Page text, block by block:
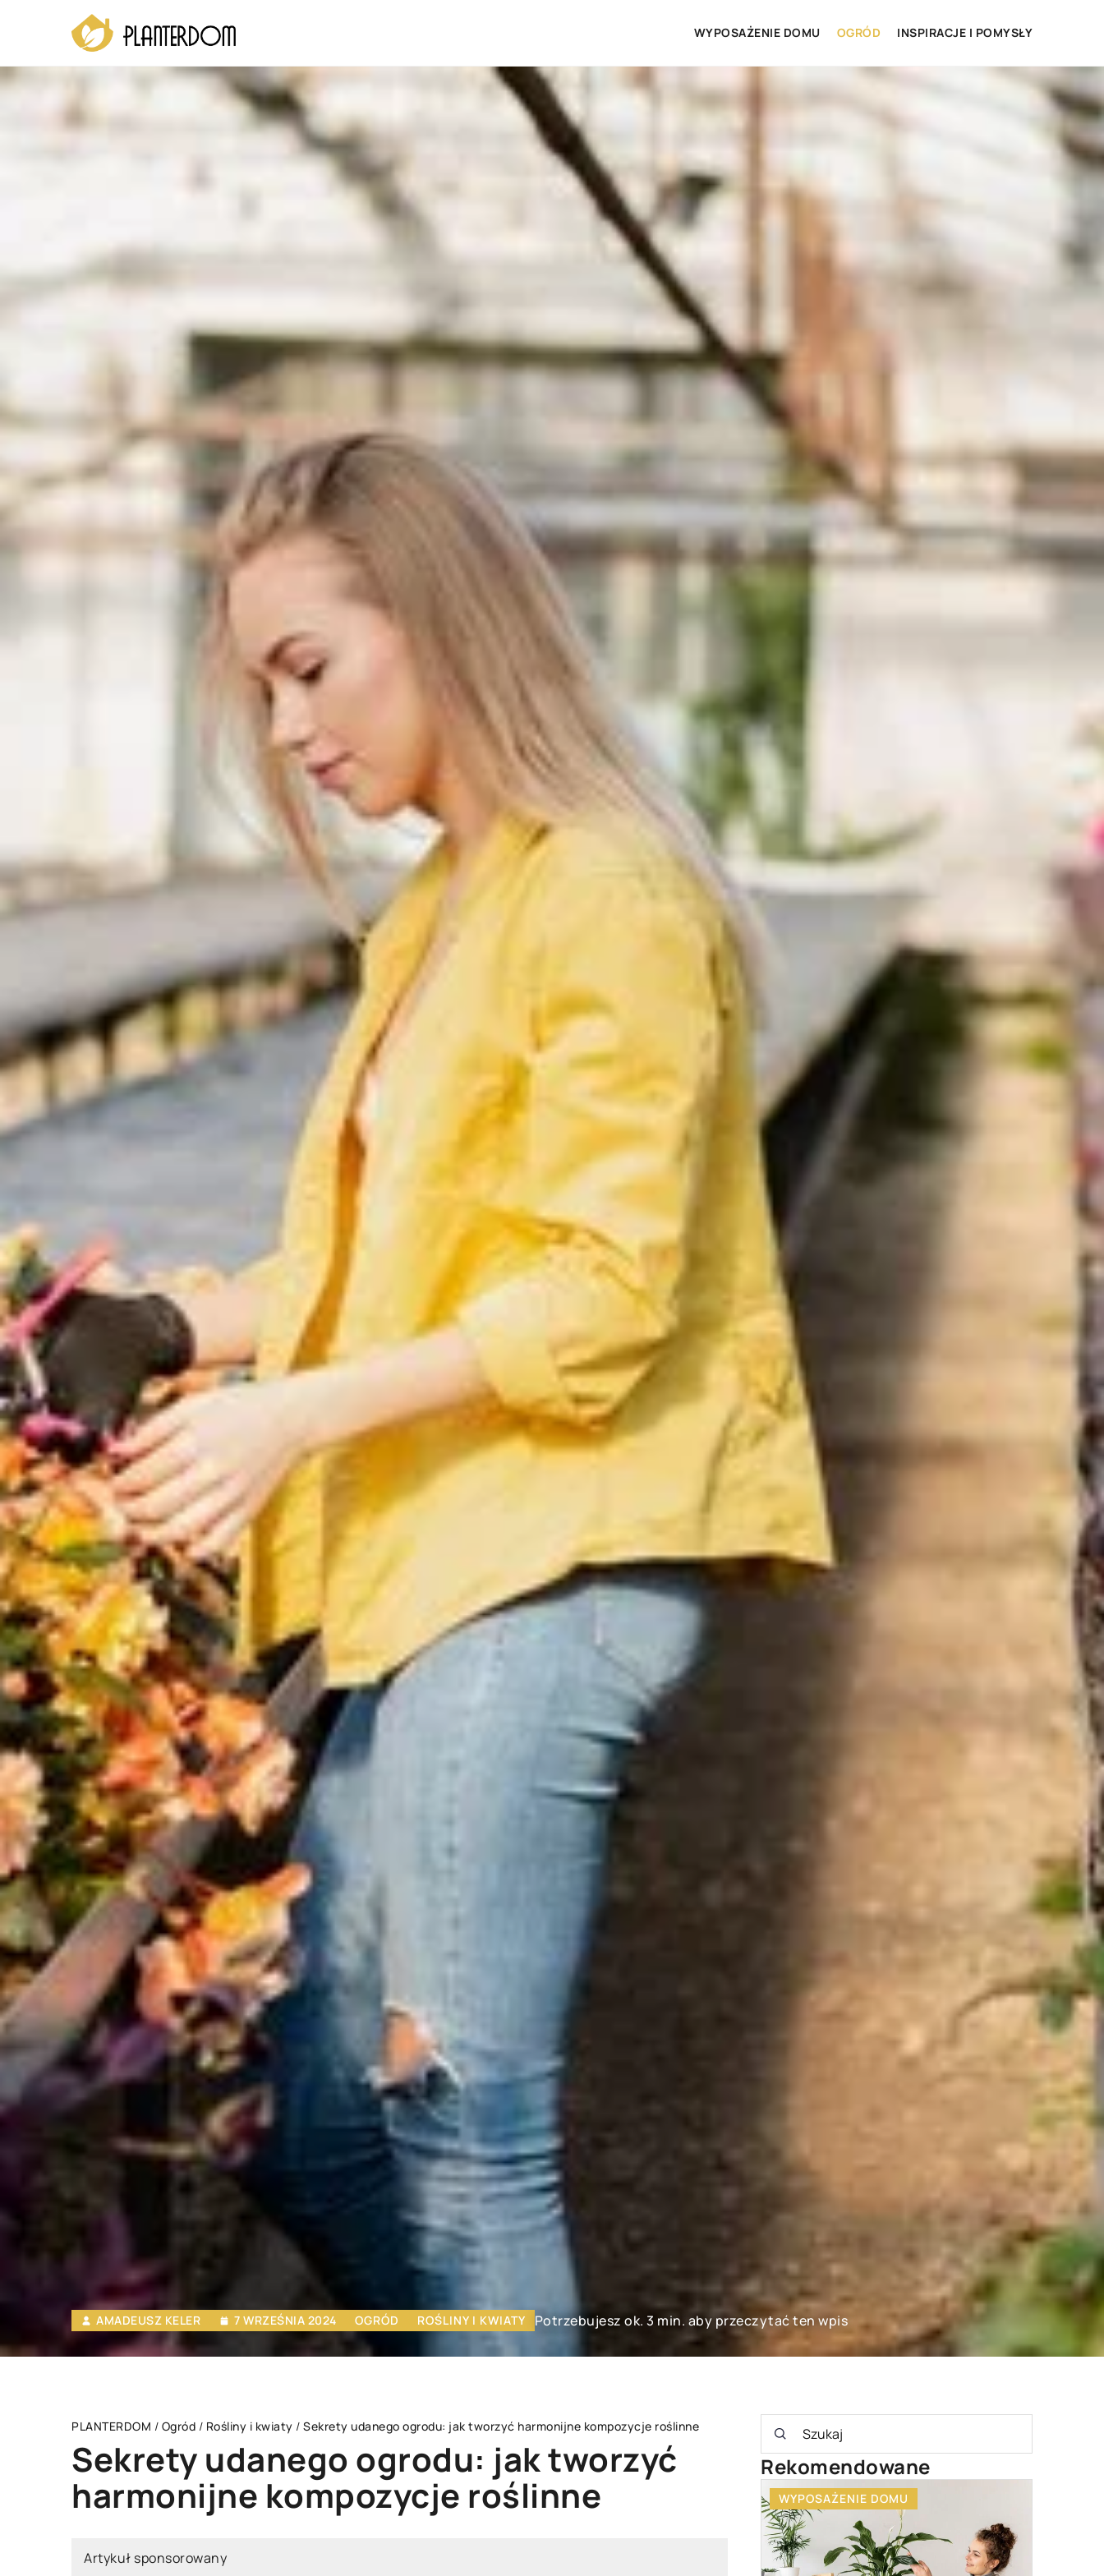
WYPOSAŻENIE DOMU OGRÓD INSPIRACJE I POMYSŁY
AMADEUSZ KELER 7 WRZEŚNIA 2024 OGRÓD ROŚLINY I KWIATY Potrzebujesz ok. 3 min. aby przeczytać ten wpis
PLANTERDOM / Ogród / Rośliny i kwiaty / Sekrety udanego ogrodu: jak tworzyć harmonijne kompozycje roślinne
Sekrety udanego ogrodu: jak tworzyć
harmonijne kompozycje roślinne
Artykuł sponsorowany
Rekomendowane
DOMU INNE WYPOSAŻENIE DOMU WYPOSAŻENIE DOMU